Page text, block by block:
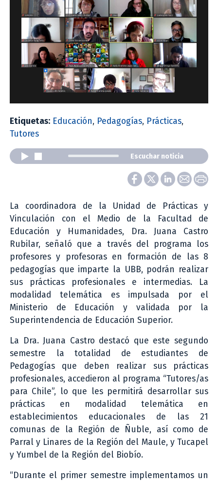
Etiquetas: Educación, Pedagogías, Prácticas,
Tutores
Escuchar noticia
La coordinadora de la Unidad de Prácticas y
Vinculación con el Medio de la Facultad de
Educación y Humanidades, Dra. Juana Castro
Rubilar, señaló que a través del programa los
profesores y profesoras en formación de las 8
pedagogías que imparte la UBB, podrán realizar
sus prácticas profesionales e intermedias. La
modalidad telemática es impulsada por el
Ministerio de Educación y validada por la
Superintendencia de Educación Superior.
La Dra. Juana Castro destacó que este segundo
semestre la totalidad de estudiantes de
Pedagogías que deben realizar sus prácticas
profesionales, accedieron al programa “Tutores/as
para Chile”, lo que les permitirá desarrollar sus
prácticas en modalidad telemática en
establecimientos educacionales de las 21
comunas de la Región de Ñuble, así como de
Parral y Linares de la Región del Maule, y Tucapel
y Yumbel de la Región del Biobío.
“Durante el primer semestre implementamos un